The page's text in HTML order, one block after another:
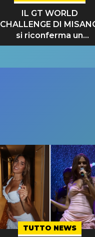
IL GT WORLD
CHALLENGE DI
si riconferma un
GRANDE SUCCESSO!
TUTTO NEWS